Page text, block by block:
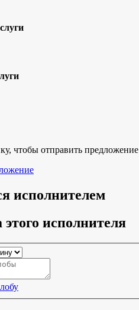
чтобы отправить предложение
исполнителем
исполнителя